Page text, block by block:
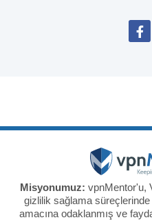
Misyonumuz: vpnMentor'u,
gizlilik sağlama
amacına odaklanmış ve